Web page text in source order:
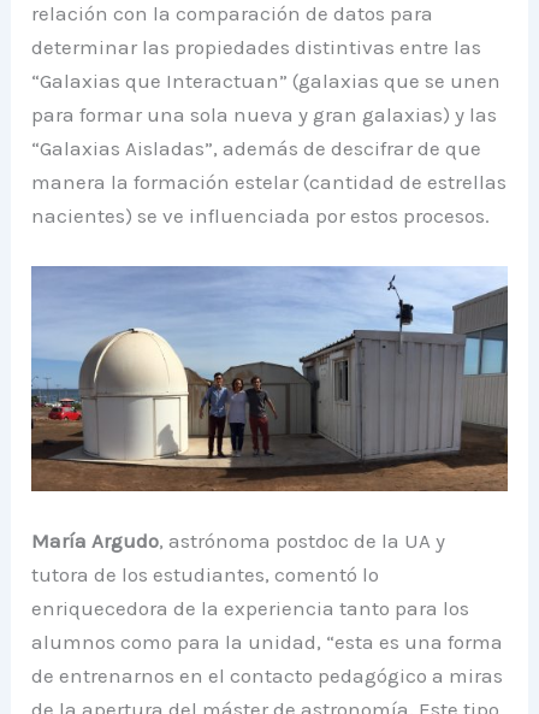
relación con la comparación de datos para
determinar las propiedades distintivas entre las
“Galaxias que Interactuan” (galaxias que se unen
para formar una sola nueva y gran galaxias) y las
“Galaxias Aisladas”, además de descifrar de que
manera la formación estelar (cantidad de estrellas
nacientes) se ve influenciada por estos procesos.
María Argudo, astrónoma postdoc de la UA y
tutora de los estudiantes, comentó lo
enriquecedora de la experiencia tanto para los
alumnos como para la unidad, “esta es una forma
de entrenarnos en el contacto pedagógico a miras